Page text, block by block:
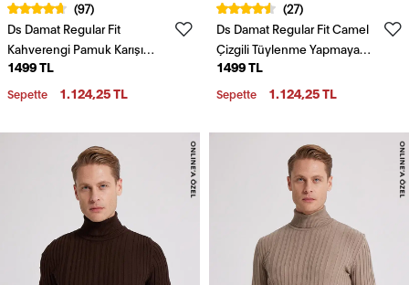
(97)
Ds Damat Regular Fit
Kahverengi Pamuk Karışımlı
Balıkçı Yaka Triko Kazak
1499 TL
Sepette 1.124,25 TL
(27)
Ds Damat Regular Fit Camel
Çizgili Tüylenme Yapmayan
Tam Balıkçı Yaka Triko Kazak
1499 TL
Sepette 1.124,25 TL